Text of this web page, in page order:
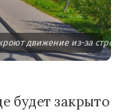
движение из-за
будет закрыто